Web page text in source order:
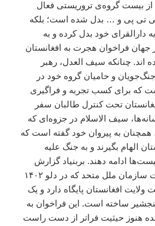
بیست گروه‌ی تروریستی فعال
تی پی و … بدل شده است؛ بلکه
دارالقرای خود بدل کرده و به
فراخوان هجرت به افغانستان
اند. چنانکه سیف العدل، رهبر
و حامیان گروه خود در
که برای کسب تجربه و فراگیری
تحت کنترل طالبان سفر
سیف الاسلام در جزوه‌ای که
همچنان به پیروان خود گفته است که
الهام بگیرند و به جنگ علیه
ادامه دهند. بربنیاد گزارش
کارشناسان شورای امنیت سازمان ملل متحد که در دلو ۱۴۰۲
افغانستان پایگاه دارد و یک
ساخته است. این فراخوان به
هنوز حیثیت فراتر از دست راست